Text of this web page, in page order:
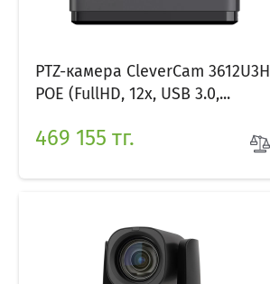
PTZ-камера CleverCam 3612U3H
POE (FullHD, 12x, USB 3.0,...
469 155 тг.